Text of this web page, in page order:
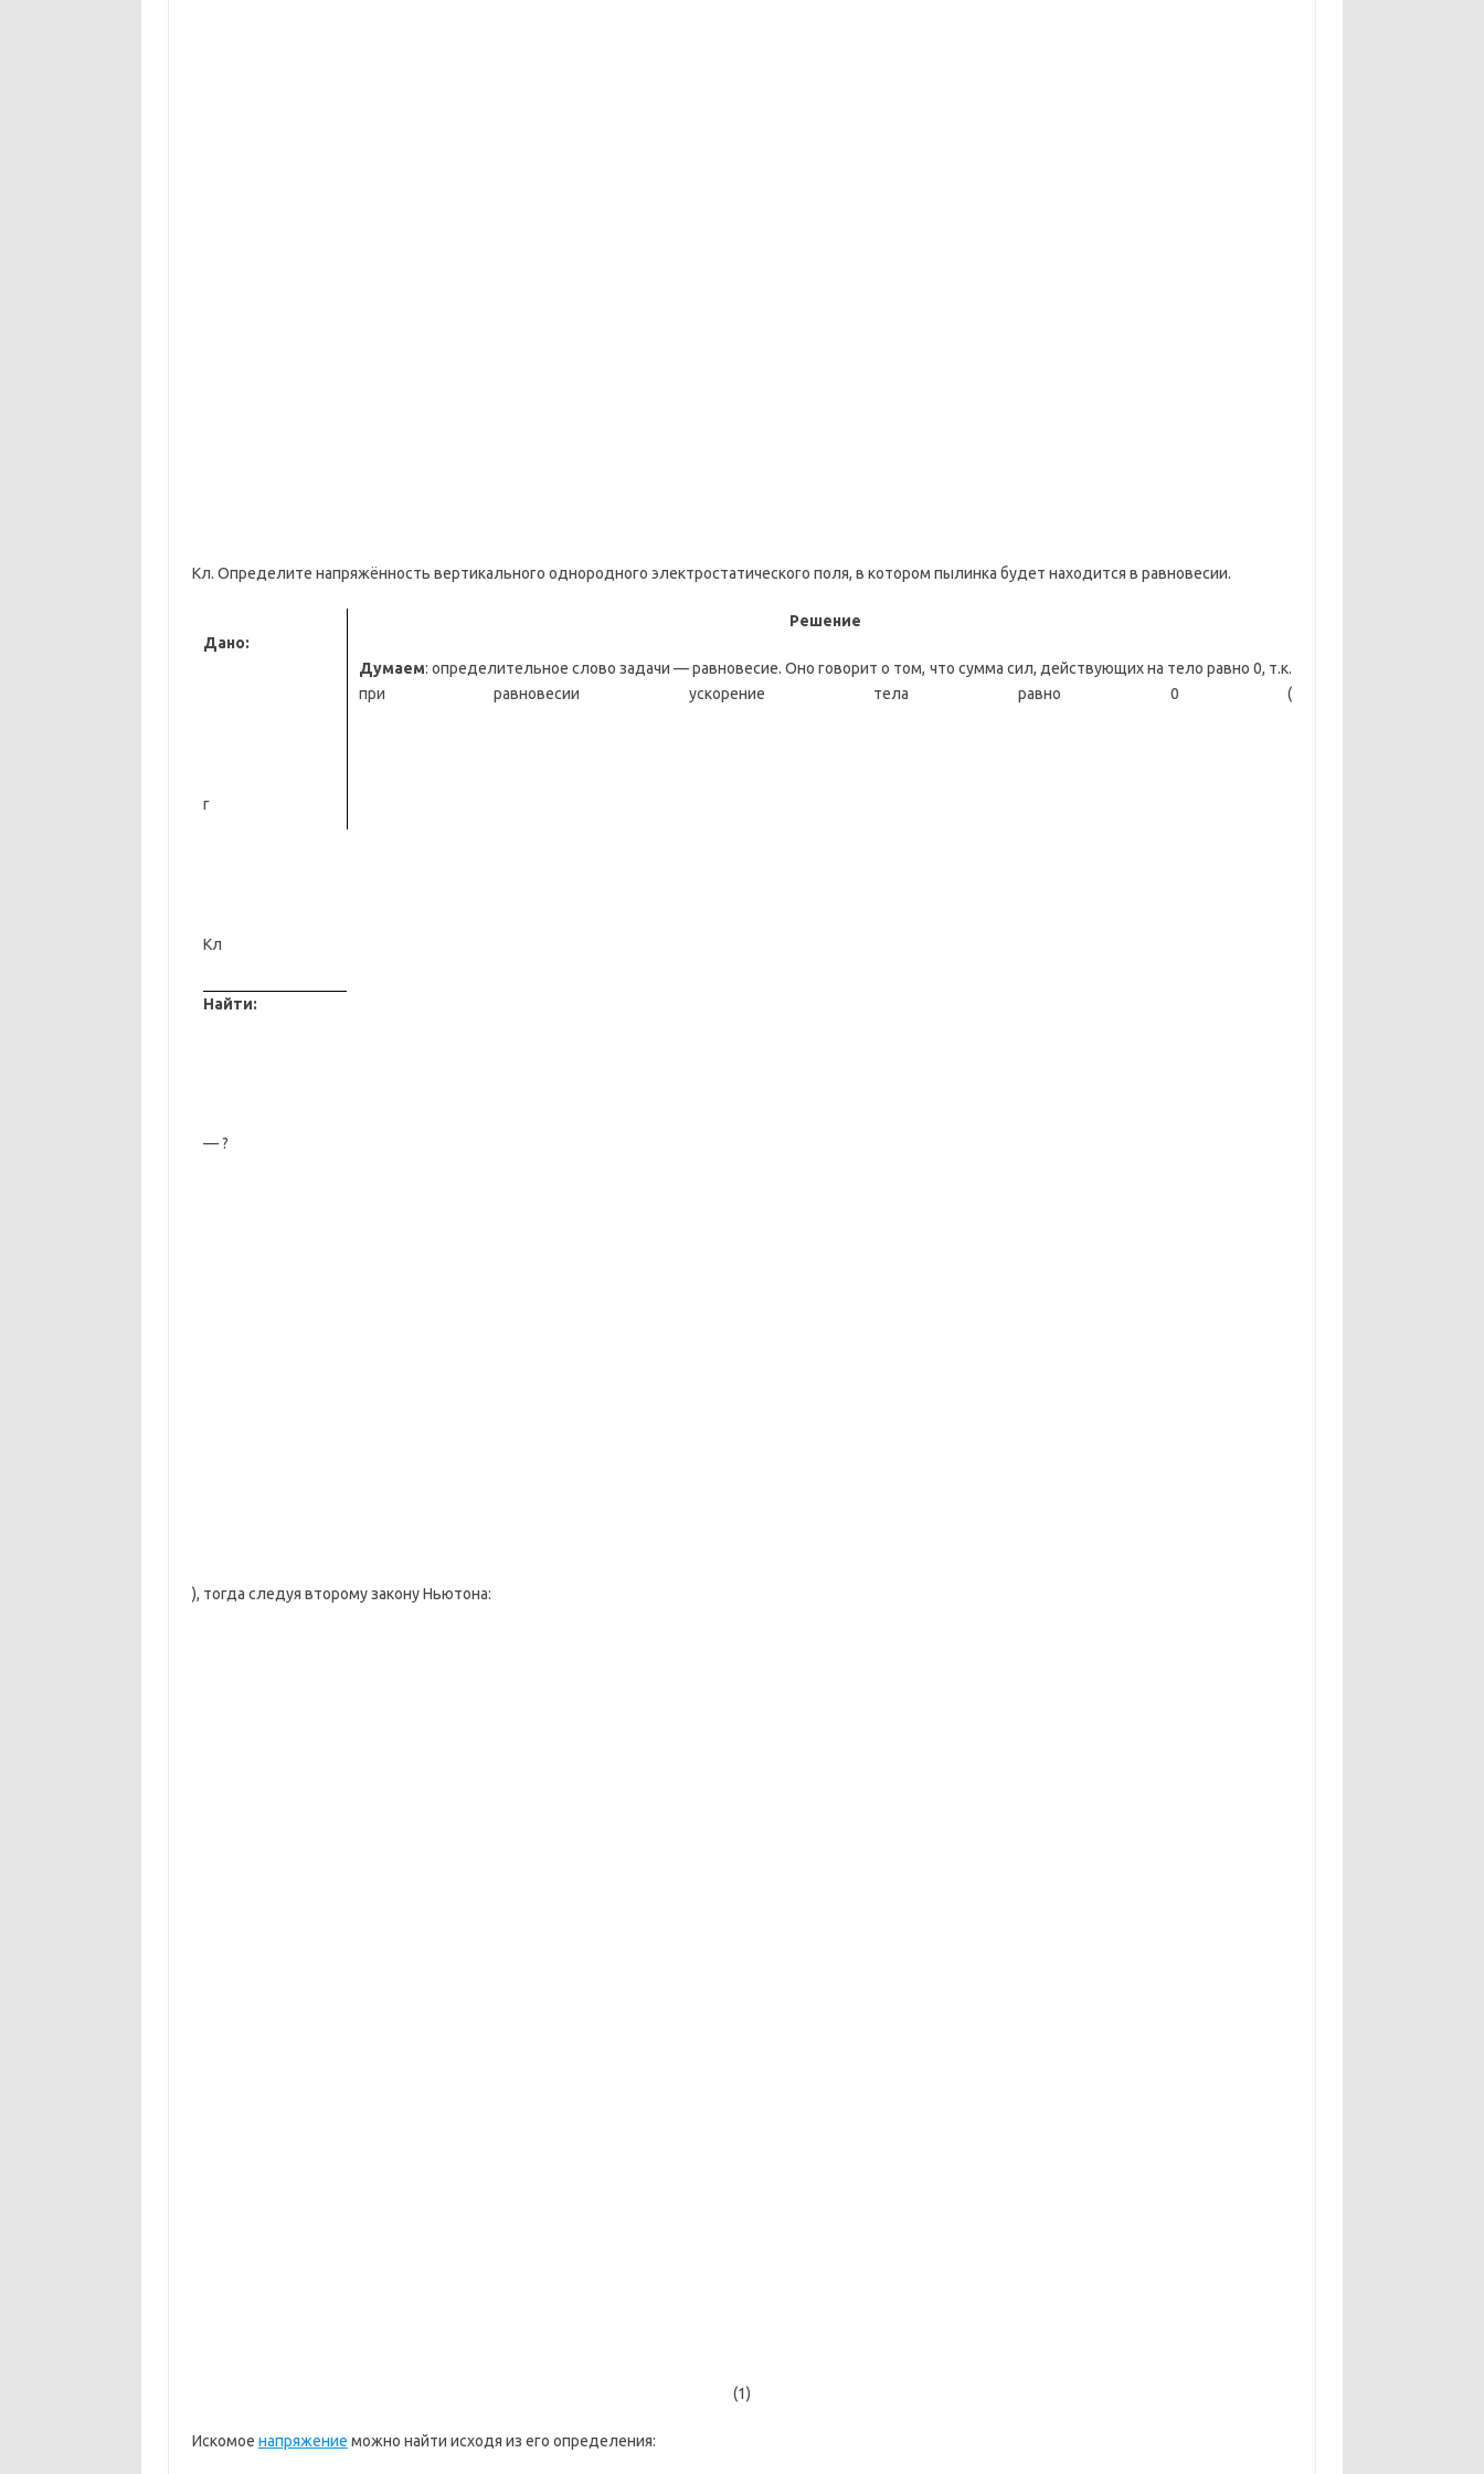
Кл. Определите напряжённость вертикального однородного электростатического поля, в котором пылинка будет находится в равновесии.
Дано:
г
Кл
Найти:
— ?
Решение
Думаем: определительное слово задачи — равновесие. Оно говорит о том, что сумма сил, действующих на тело равно 0, т.к.
при равновесии ускорение тела равно 0 (
), тогда следуя второму закону Ньютона:
(1)
Искомое напряжение можно найти исходя из его определения: